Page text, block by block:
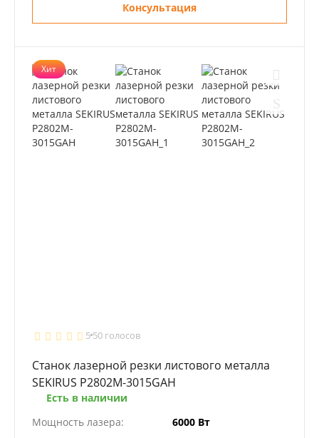
Консультация
Хит
5 50 голосов
Станок лазерной резки листового металла
SEKIRUS P2802M-3015GAH
Есть в наличии
Мощность лазера:
6000 Вт